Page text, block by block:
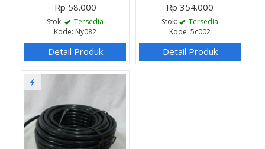
Rp 58.000
Stok:
Tersedia
Kode: Ny082
Detail Produk
Rp 354.000
Stok:
Tersedia
Kode: 5c002
Detail Produk